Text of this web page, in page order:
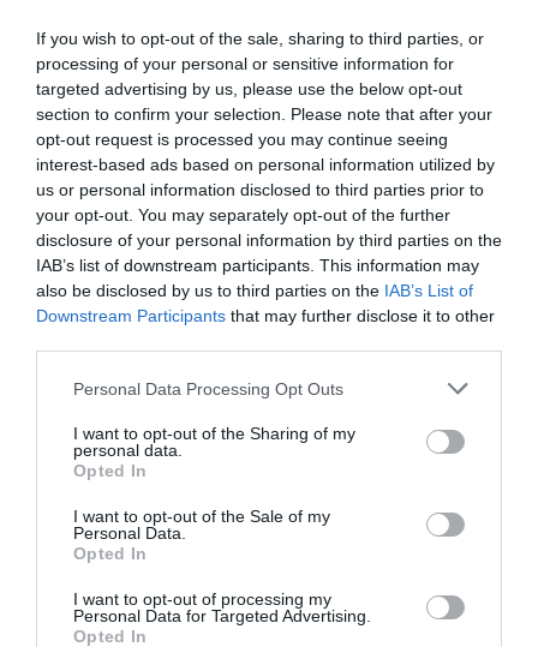
If you wish to opt-out of the sale, sharing to third parties, or
processing of your personal or sensitive information for
targeted advertising by us, please use the below opt-out
section to confirm your selection. Please note that after your
opt-out request is processed you may continue seeing
interest-based ads based on personal information utilized by
us or personal information disclosed to third parties prior to
your opt-out. You may separately opt-out of the further
disclosure of your personal information by third parties on the
IAB’s list of downstream participants. This information may
also be disclosed by us to third parties on the IAB’s List of
Downstream Participants that may further disclose it to other
Personal Data Processing Opt Outs
I want to opt-out of the Sharing of my
personal data.
Opted In
I want to opt-out of the Sale of my
Personal Data.
Opted In
I want to opt-out of processing my
Personal Data for Targeted Advertising.
Opted In
Diario de la corrupción sanchista. Hazte
Oír se manifiesta delante de La Mareta:
“Pedro Sánchez es un criminal”
por Redacción
Artículos anteriores
Opinión
Enormes minucias
por Eulogio López